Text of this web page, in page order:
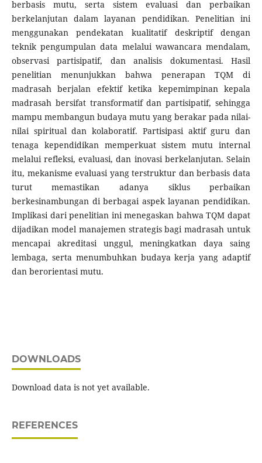
berbasis mutu, serta sistem evaluasi dan perbaikan
berkelanjutan dalam layanan pendidikan. Penelitian ini
menggunakan pendekatan kualitatif deskriptif dengan
teknik pengumpulan data melalui wawancara mendalam,
observasi partisipatif, dan analisis dokumentasi. Hasil
penelitian menunjukkan bahwa penerapan TQM di
madrasah berjalan efektif ketika kepemimpinan kepala
madrasah bersifat transformatif dan partisipatif, sehingga
mampu membangun budaya mutu yang berakar pada nilai-
nilai spiritual dan kolaboratif. Partisipasi aktif guru dan
tenaga kependidikan memperkuat sistem mutu internal
melalui refleksi, evaluasi, dan inovasi berkelanjutan. Selain
itu, mekanisme evaluasi yang terstruktur dan berbasis data
turut memastikan adanya siklus perbaikan
berkesinambungan di berbagai aspek layanan pendidikan.
Implikasi dari penelitian ini menegaskan bahwa TQM dapat
dijadikan model manajemen strategis bagi madrasah untuk
mencapai akreditasi unggul, meningkatkan daya saing
lembaga, serta menumbuhkan budaya kerja yang adaptif
dan berorientasi mutu.
DOWNLOADS
Download data is not yet available.
REFERENCES